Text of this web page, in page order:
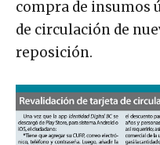
compra de insumos
de circulación de
reposición.